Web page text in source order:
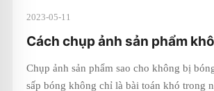
2023-05-11
Cách chụp ảnh sản phẩm
Chụp ảnh sản phẩm sao cho không bị
sấp bóng không chỉ là bài toán khó trong